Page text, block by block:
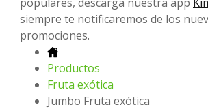
siempre te notificaremos de los
promociones.
Productos
Fruta exótica
Jumbo Fruta exótica